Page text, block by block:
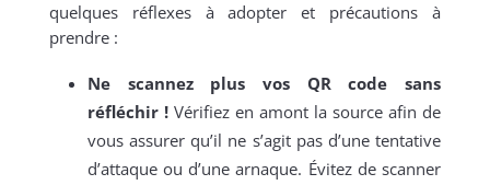
quelques réflexes à adopter et précautions à
prendre :
Ne scannez plus vos QR code sans
réfléchir !Vérifiez en amont la source afin de
vous assurer qu’il ne s’agit pas d’une tentative
d’attaque ou d’une arnaque. Évitez de scanner